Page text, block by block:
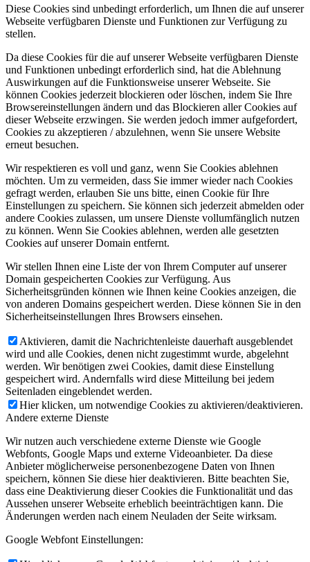
Diese Cookies sind unbedingt erforderlich, um Ihnen die auf unserer
Webseite verfügbaren Dienste und Funktionen zur Verfügung zu
stellen.
Da diese Cookies für die auf unserer Webseite verfügbaren Dienste
und Funktionen unbedingt erforderlich sind, hat die Ablehnung
Auswirkungen auf die Funktionsweise unserer Webseite. Sie
können Cookies jederzeit blockieren oder löschen, indem Sie Ihre
Browsereinstellungen ändern und das Blockieren aller Cookies auf
dieser Webseite erzwingen. Sie werden jedoch immer aufgefordert,
Cookies zu akzeptieren / abzulehnen, wenn Sie unsere Website
erneut besuchen.
Wir respektieren es voll und ganz, wenn Sie Cookies ablehnen
möchten. Um zu vermeiden, dass Sie immer wieder nach Cookies
gefragt werden, erlauben Sie uns bitte, einen Cookie für Ihre
Einstellungen zu speichern. Sie können sich jederzeit abmelden oder
andere Cookies zulassen, um unsere Dienste vollumfänglich nutzen
zu können. Wenn Sie Cookies ablehnen, werden alle gesetzten
Cookies auf unserer Domain entfernt.
Wir stellen Ihnen eine Liste der von Ihrem Computer auf unserer
Domain gespeicherten Cookies zur Verfügung. Aus
Sicherheitsgründen können wie Ihnen keine Cookies anzeigen, die
von anderen Domains gespeichert werden. Diese können Sie in den
Sicherheitseinstellungen Ihres Browsers einsehen.
Aktivieren, damit die Nachrichtenleiste dauerhaft ausgeblendet
wird und alle Cookies, denen nicht zugestimmt wurde, abgelehnt
werden. Wir benötigen zwei Cookies, damit diese Einstellung
gespeichert wird. Andernfalls wird diese Mitteilung bei jedem
Seitenladen eingeblendet werden.
Hier klicken, um notwendige Cookies zu aktivieren/deaktivieren.
Andere externe Dienste
Wir nutzen auch verschiedene externe Dienste wie Google
Webfonts, Google Maps und externe Videoanbieter. Da diese
Anbieter möglicherweise personenbezogene Daten von Ihnen
speichern, können Sie diese hier deaktivieren. Bitte beachten Sie,
dass eine Deaktivierung dieser Cookies die Funktionalität und das
Aussehen unserer Webseite erheblich beeinträchtigen kann. Die
Änderungen werden nach einem Neuladen der Seite wirksam.
Google Webfont Einstellungen: